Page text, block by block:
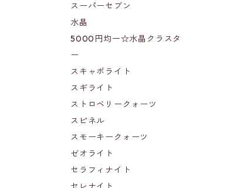
スーパーセブン
水晶
5000円均一☆水晶クラスタ
ー
スキャポライト
スギライト
ストロベリークォーツ
スピネル
スモーキークォーツ
ゼオライト
セラフィナイト